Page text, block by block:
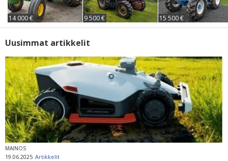
14 000 € 9 500 € 15 500 €
Uusimmat artikkelit
MAINOS
19.06.2025 Artikkelit